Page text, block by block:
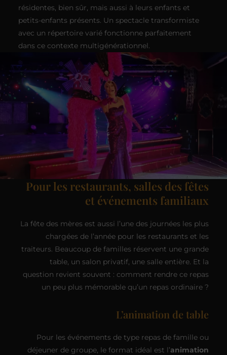
résidentes, bien sûr, mais aussi à leurs enfants et
petits-enfants présents. Un spectacle transformiste
avec un répertoire varié fonctionne parfaitement
dans ce contexte multigénérationnel.
Pour les restaurants, salles des fêtes
et événements familiaux
La fête des mères est aussi l’une des journées les plus
chargées de l’année pour les restaurants et les
traiteurs. Beaucoup de familles réservent une grande
table, un salon privatif, une salle entière. Et la
question revient souvent : comment rendre ce repas
un peu plus mémorable qu’un repas ordinaire ?
L’animation de table
Pour les événements de type repas de famille ou
déjeuner de groupe, le format idéal est l’animation